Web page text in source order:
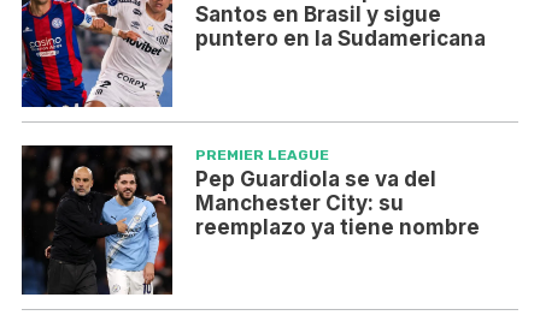
Santos en Brasil y sigue
puntero en la Sudamericana
PREMIER LEAGUE
Pep Guardiola se va del
Manchester City: su
reemplazo ya tiene nombre